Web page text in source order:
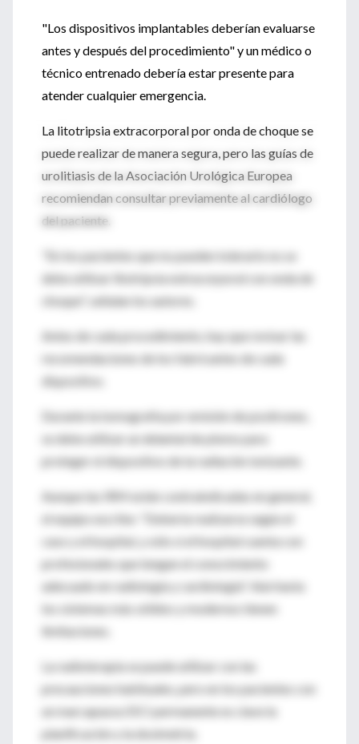
"Los dispositivos implantables deberían evaluarse
antes y después del procedimiento" y un médico o
técnico entrenado debería estar presente para
atender cualquier emergencia.
La litotripsia extracorporal por onda de choque se
puede realizar de manera segura, pero las guías de
urolitiasis de la Asociación Urológica Europea
recomiendan consultar previamente al cardiólogo
del paciente.
"En los pacientes que no pueden tolerarlo no se
debe utilizar litotripsia extracorporal con onda de
choque", señalan los autores.
Antes de cada procedimiento, hay que revisar las
recomendaciones de los fabricantes de cada
dispositivo.
Durante la tomografía por emisión de positrones,
se debe utilizar un delantal de plomo para
proteger el dispositivo de la radiación ionizante.
Aunque las IRM están contraindicadas en general,
el equipo escribe: "Debería realizarse según el
caso y el hospital, y sólo si el hospital cuenta con
profesionales que tengan el conocimiento
adecuado en radiología y cardiología". Aún hasta
los sistemas más sólidos y modernos tienen
limitaciones.
La radioterapia se puede utilizar con las
precauciones habituales, pero en los pacientes con
un marcapasos/DCI permanente es clave la
planificación y la dosimetría.